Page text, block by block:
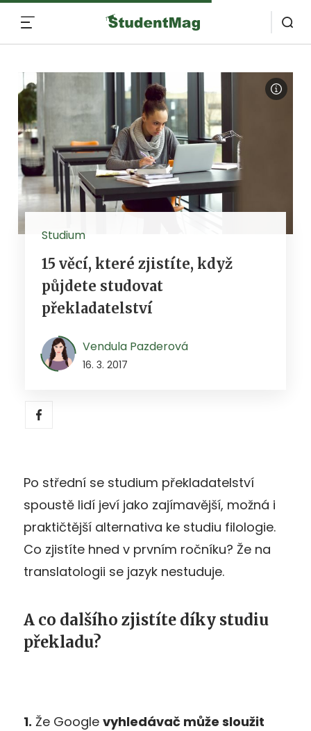
Studium
15 věcí, které zjistíte, když
půjdete studovat
překladatelství
Vendula Pazderová
16. 3. 2017
Po střední se studium překladatelství
spoustě lidí jeví jako zajímavější, možná i
praktičtější alternativa ke studiu filologie.
Co zjistíte hned v prvním ročníku? Že na
translatologii se jazyk nestuduje.
A co dalšího zjistíte díky studiu
překladu?
1. Že Google vyhledávač může sloužit